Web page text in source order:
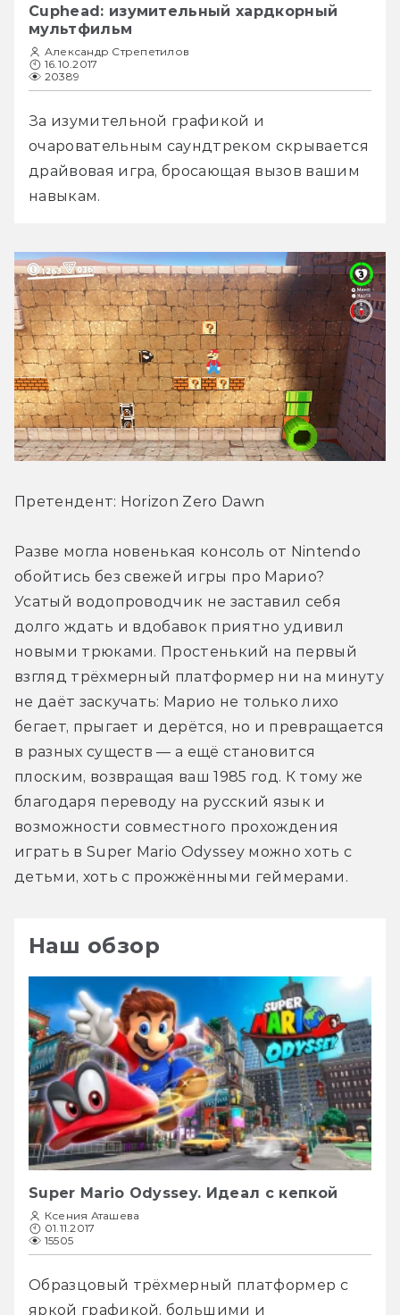
Cuphead: изумительный хардкорный
мультфильм
Александр Стрепетилов
16.10.2017
20389
За изумительной графикой и
очаровательным саундтреком скрывается
драйвовая игра, бросающая вызов вашим
навыкам.
Претендент: Horizon Zero Dawn
Разве могла новенькая консоль от Nintendo
обойтись без свежей игры про Марио?
Усатый водопроводчик не заставил себя
долго ждать и вдобавок приятно удивил
новыми трюками. Простенький на первый
взгляд трёхмерный платформер ни на минуту
не даёт заскучать: Марио не только лихо
бегает, прыгает и дерётся, но и превращается
в разных существ — а ещё становится
плоским, возвращая ваш 1985 год. К тому же
благодаря переводу на русский язык и
возможности совместного прохождения
играть в Super Mario Odyssey можно хоть с
детьми, хоть с прожжёнными геймерами.
Наш обзор
Super Mario Odyssey. Идеал с кепкой
Ксения Аташева
01.11.2017
15505
Образцовый трёхмерный платформер с
яркой графикой, большими и